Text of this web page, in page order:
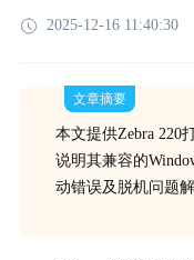
2025-12-16 11:40:30
文章摘要
本文提供Zebra 220
说明其兼容的
动错误及脱机问题解